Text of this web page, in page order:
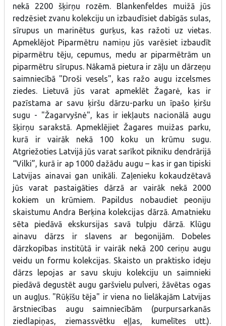
nekā 2200 šķirņu rozēm. Blankenfeldes muižā jūs
redzēsiet zvanu kolekciju un izbaudīsiet dabīgās sulas,
sīrupus un marinētus gurķus, kas ražoti uz vietas.
Apmeklējot Piparmētru namiņu jūs varēsiet izbaudīt
piparmētru tēju, cepumus, medu ar piparmētrām un
piparmētru sīrupus. Nākamā pietura ir zāļu un dārzeņu
saimniecībā "Droši vesels", kas ražo augu izcelsmes
ziedes. Lietuvā jūs varat apmeklēt Žagarė, kas ir
pazīstama ar savu ķiršu dārzu-parku un īpašo ķiršu
sugu - "Žagarvyšnė", kas ir iekļauts nacionālā augu
šķirņu sarakstā. Apmeklējiet Žagares muižas parku,
kurā ir vairāk nekā 100 koku un krūmu sugu.
Atgriežoties Latvijā jūs varat sarīkot pikniku dendrārijā
“Vilki”, kurā ir ap 1000 dažādu augu – kas ir gan tipiski
Latvijas ainavai gan unikāli. Zaļenieku kokaudzētavā
jūs varat pastaigāties dārzā ar vairāk nekā 2000
kokiem un krūmiem. Papildus nobaudiet peoniju
skaistumu Andra Berķina kolekcijas dārzā. Amatnieku
sēta piedāvā ekskursijas savā tulpju dārzā. Klūgu
ainavu dārzs ir slavens ar begonijām. Dobeles
dārzkopības institūtā ir vairāk nekā 200 ceriņu augu
veidu un formu kolekcijas. Skaisto un praktisko ideju
dārzs lepojas ar savu skuju kolekciju un saimnieki
piedāvā degustēt augu garšvielu pulveri, žāvētas ogas
un augļus. "Rūķīšu tēja" ir viena no lielākajām Latvijas
ārstniecības augu saimniecībām (purpursarkanās
ziedlapiņas, ziemassvētku eļļas, kumelītes utt.).